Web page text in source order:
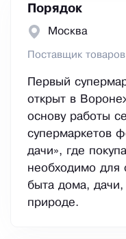
Порядок
Москва
Поставщик
Первый
открыт в
основу работы
супермаркетов
дачи», где
необходимо для
быта дома,
природе.